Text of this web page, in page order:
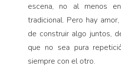
escena, no al menos
tradicional. Pero hay
de construir algo juntos,
que no sea pura
siempre con el otro.